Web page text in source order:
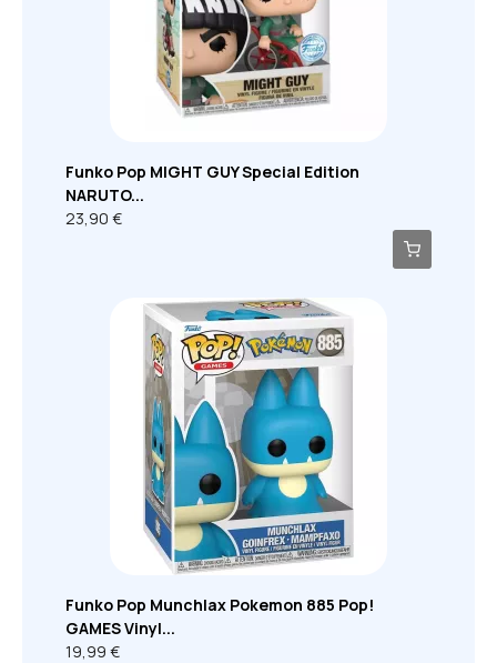
Funko Pop MIGHT GUY Special Edition
NARUTO...
23,90 €
Funko Pop Munchlax Pokemon 885 Pop!
GAMES Vinyl...
19,99 €